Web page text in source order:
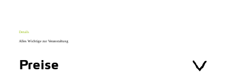
Details
Alles Wichtige zur Veranstaltung
Preise